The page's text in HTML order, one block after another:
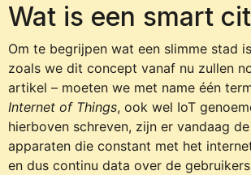
Wat is een smart
Om te begrijpen wat een slimme stad
zoals we dit concept vanaf nu zullen
artikel – moeten we met name één
Internet of Things, ook wel IoT
hierboven schreven, zijn er vandaag
apparaten die constant met het
en dus continu data over de